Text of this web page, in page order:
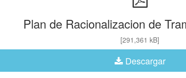
Plan de Racionalizacion de
[291,361 kB]
Descargar